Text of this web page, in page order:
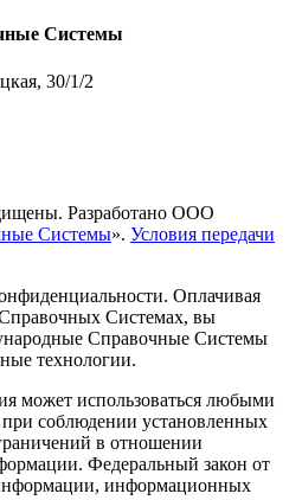
Системы
30/1/2
Разработано ООО
Системы». Условия передачи
Оплачивая
Системах, вы
Справочные Системы
технологии.
может использоваться любыми
соблюдении установленных
в отношении
Федеральный закон от
информационных